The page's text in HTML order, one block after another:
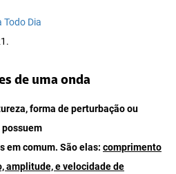
Todo Dia
de uma onda
forma de perturbação ou
em comum. São elas: comprimento
amplitude, e velocidade de